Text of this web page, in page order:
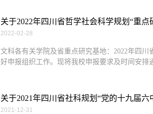
关于2022年四川省哲学社会科学规划“重
2022-02-28
文科各有关学院及省重点研究基地：2022年四
好申报组织工作。现将我校申报要求及时间安排
关于2021年四川省社科规划“党的十九届
2021-12-31